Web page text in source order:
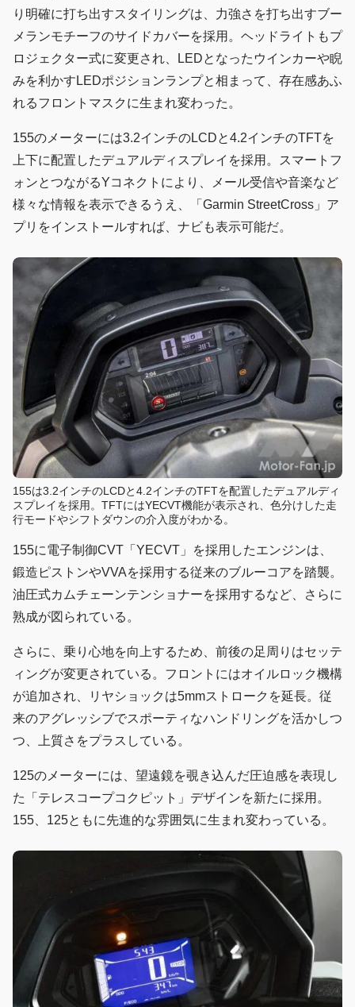
り明確に打ち出すスタイリングは、力強さを打ち出すブー
メランモチーフのサイドカバーを採用。ヘッドライトもプ
ロジェクター式に変更され、LEDとなったウインカーや睨
みを利かすLEDポジションランプと相まって、存在感あふ
れるフロントマスクに生まれ変わった。
155のメーターには3.2インチのLCDと4.2インチのTFTを
上下に配置したデュアルディスプレイを採用。スマートフ
ォンとつながるYコネクトにより、メール受信や音楽など
様々な情報を表示できるうえ、「Garmin StreetCross」ア
プリをインストールすれば、ナビも表示可能だ。
155は3.2インチのLCDと4.2インチのTFTを配置したデュアルディ
スプレイを採用。TFTにはYECVT機能が表示され、色分けした走
行モードやシフトダウンの介入度がわかる。
155に電子制御CVT「YECVT」を採用したエンジンは、
鍛造ピストンやVVAを採用する従来のブルーコアを踏襲。
油圧式カムチェーンテンショナーを採用するなど、さらに
熟成が図られている。
さらに、乗り心地を向上するため、前後の足周りはセッテ
ィングが変更されている。フロントにはオイルロック機構
が追加され、リヤショックは5mmストロークを延長。従
来のアグレッシブでスポーティなハンドリングを活かしつ
つ、上質さをプラスしている。
125のメーターには、望遠鏡を覗き込んだ圧迫感を表現し
た「テレスコープコクピット」デザインを新たに採用。
155、125ともに先進的な雰囲気に生まれ変わっている。